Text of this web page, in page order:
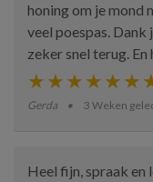
honing om je mond
veel poespas.
zeker snel terug. En
Gerda 3 Weken
Heel fijn, spraak en